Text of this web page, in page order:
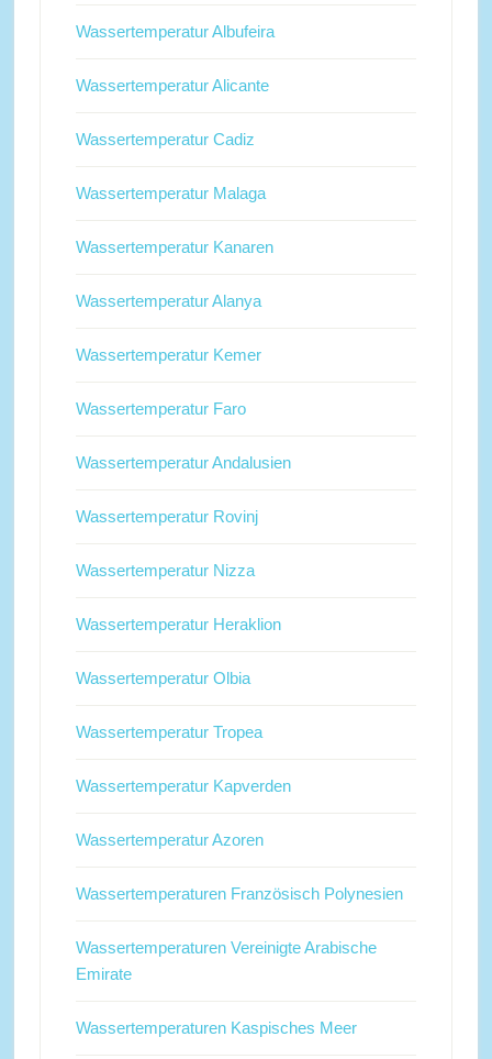
Wassertemperatur Albufeira
Wassertemperatur Alicante
Wassertemperatur Cadiz
Wassertemperatur Malaga
Wassertemperatur Kanaren
Wassertemperatur Alanya
Wassertemperatur Kemer
Wassertemperatur Faro
Wassertemperatur Andalusien
Wassertemperatur Rovinj
Wassertemperatur Nizza
Wassertemperatur Heraklion
Wassertemperatur Olbia
Wassertemperatur Tropea
Wassertemperatur Kapverden
Wassertemperatur Azoren
Wassertemperaturen Französisch Polynesien
Wassertemperaturen Vereinigte Arabische
Emirate
Wassertemperaturen Kaspisches Meer